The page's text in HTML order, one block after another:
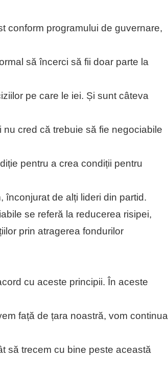
conform programului de guvernare,
să încerci să fii doar parte la
pe care le iei. Și sunt câteva
cred că trebuie să fie negociabile
pentru a crea condiții pentru
înconjurat de alți lideri din partid.
se referă la reducerea risipei,
prin atragerea fondurilor
cu aceste principii. În aceste
față de țara noastră, vom continua
să trecem cu bine peste această